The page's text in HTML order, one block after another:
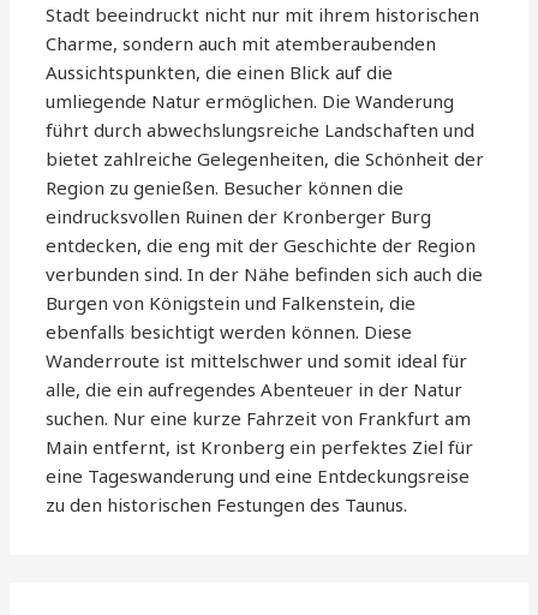
Stadt beeindruckt nicht nur mit ihrem historischen
Charme, sondern auch mit atemberaubenden
Aussichtspunkten, die einen Blick auf die
umliegende Natur ermöglichen. Die Wanderung
führt durch abwechslungsreiche Landschaften und
bietet zahlreiche Gelegenheiten, die Schönheit der
Region zu genießen. Besucher können die
eindrucksvollen Ruinen der Kronberger Burg
entdecken, die eng mit der Geschichte der Region
verbunden sind. In der Nähe befinden sich auch die
Burgen von Königstein und Falkenstein, die
ebenfalls besichtigt werden können. Diese
Wanderroute ist mittelschwer und somit ideal für
alle, die ein aufregendes Abenteuer in der Natur
suchen. Nur eine kurze Fahrzeit von Frankfurt am
Main entfernt, ist Kronberg ein perfektes Ziel für
eine Tageswanderung und eine Entdeckungsreise
zu den historischen Festungen des Taunus.